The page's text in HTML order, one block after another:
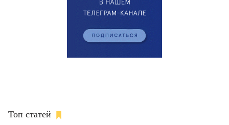
Топ статей